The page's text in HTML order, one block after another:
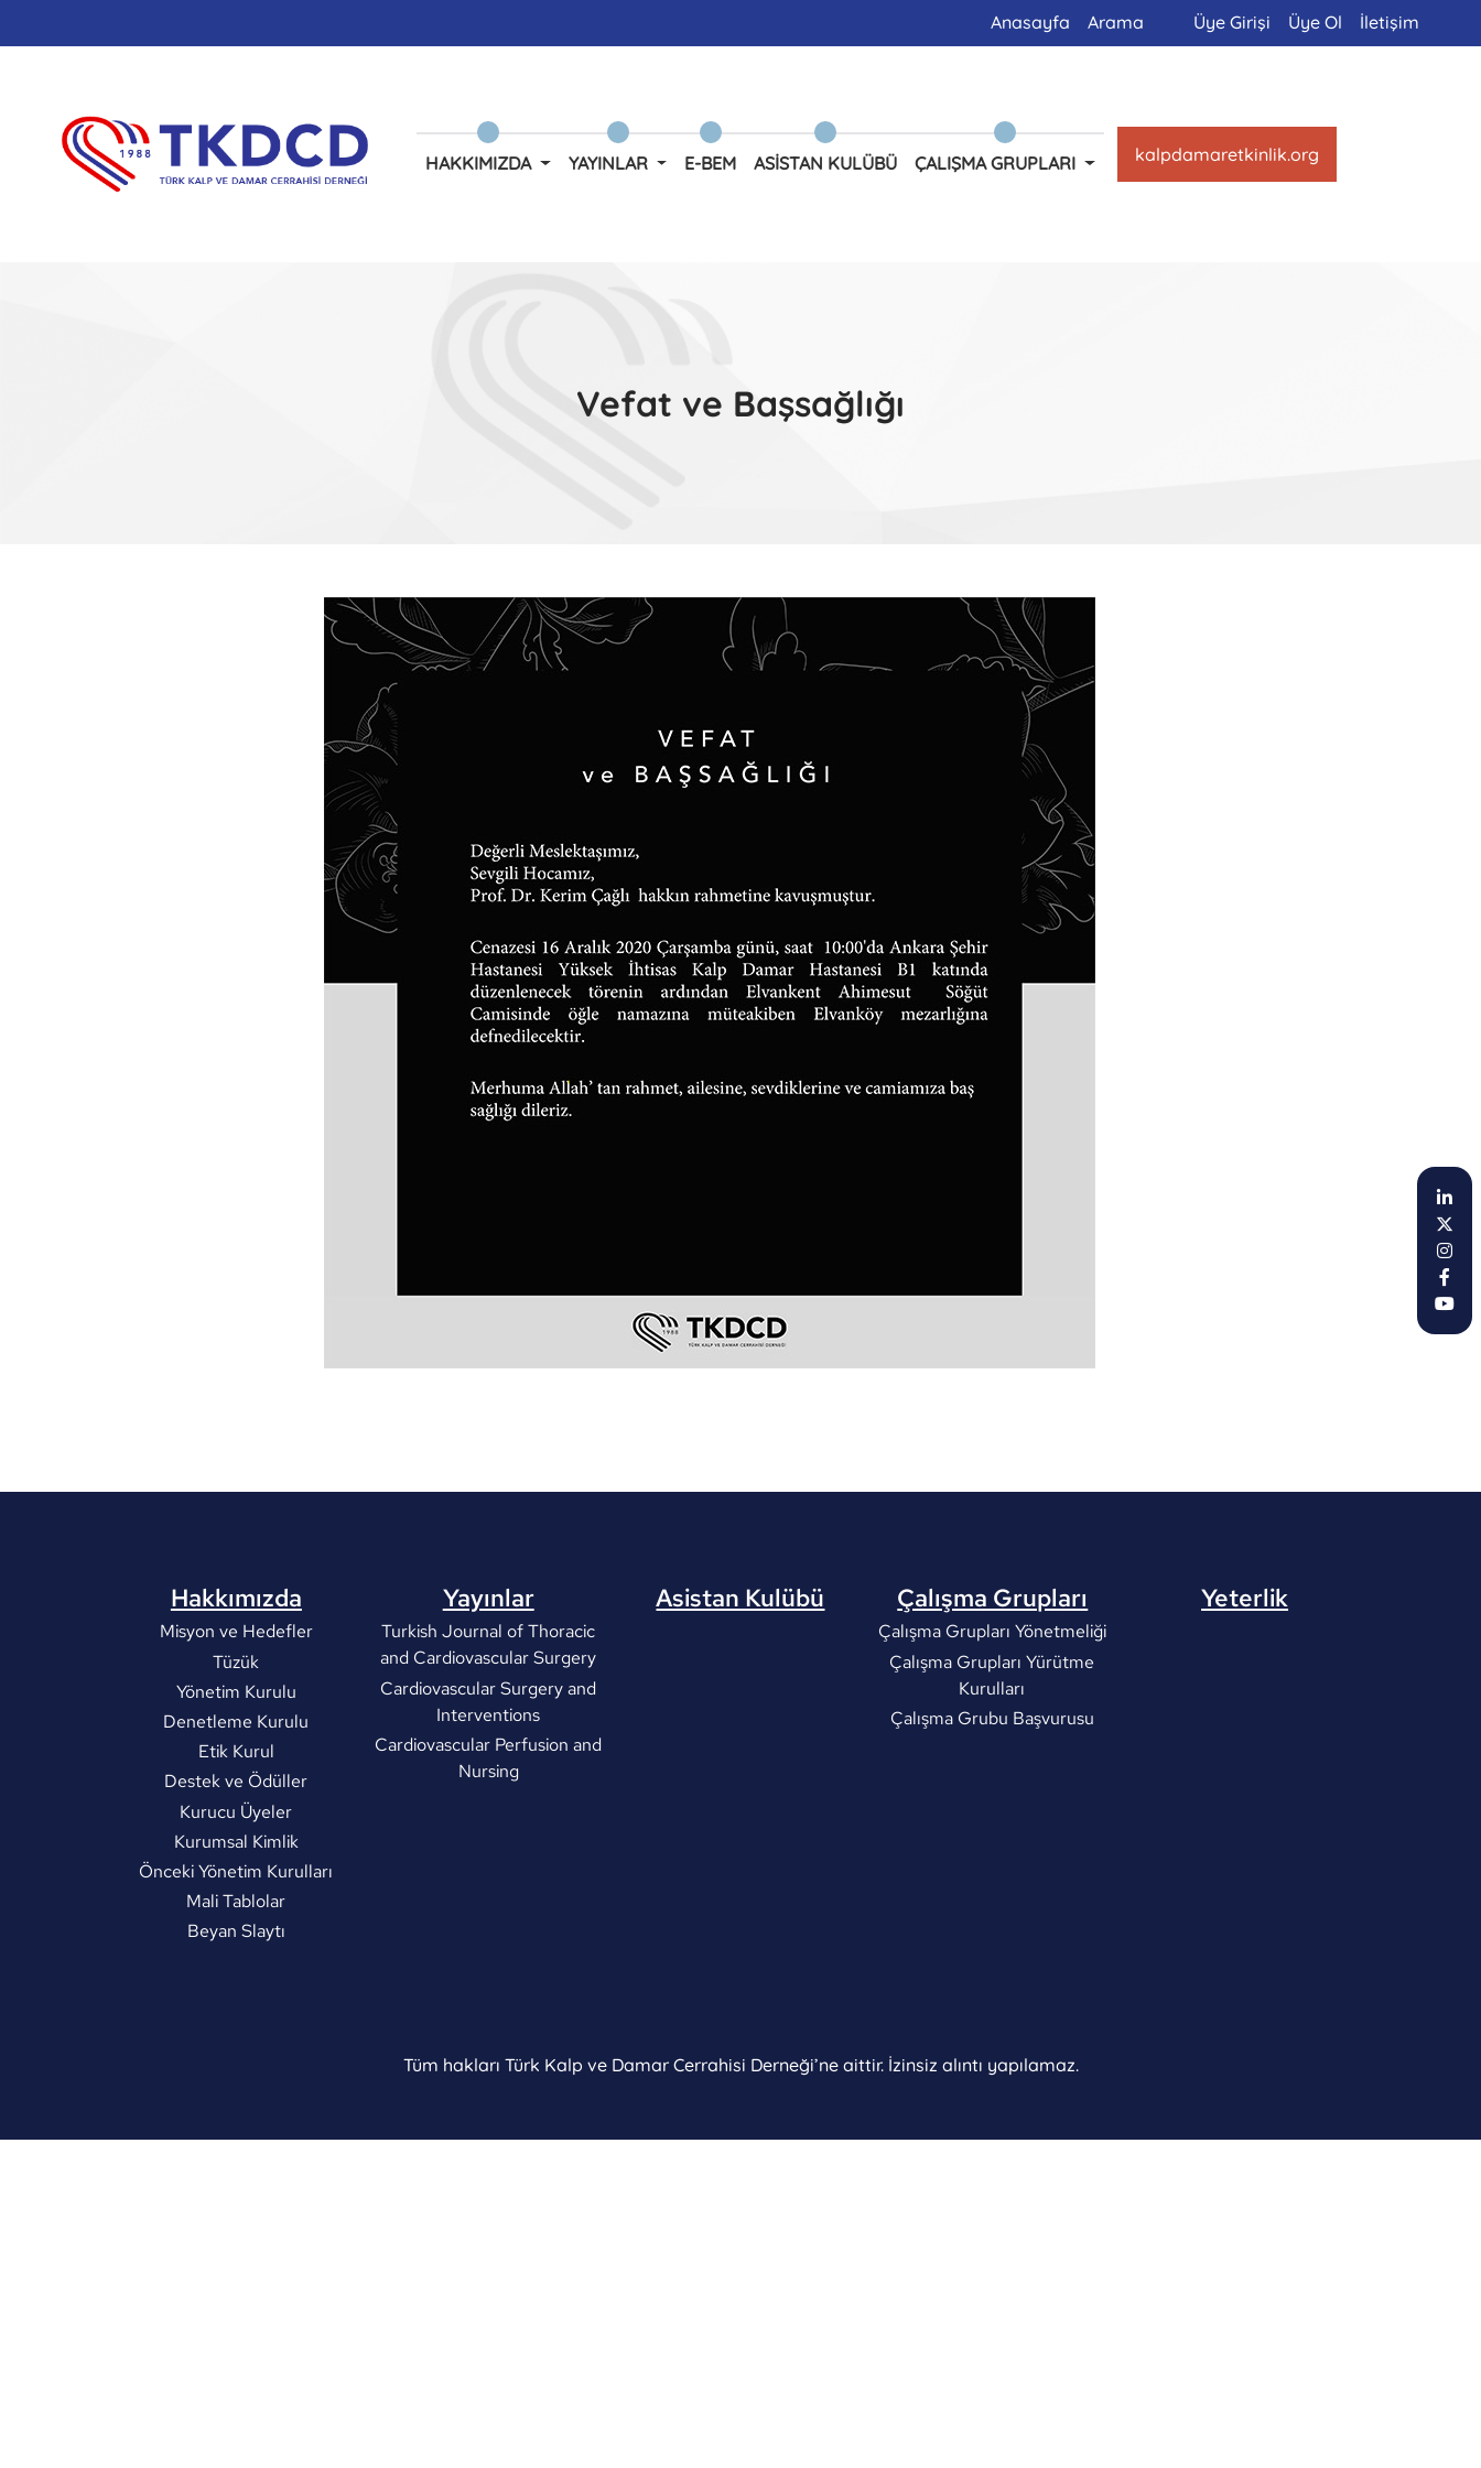
Anasayfa Arama Üye Girişi Üye Ol İletişim
HAKKIMIZDA YAYINLAR E-BEM ASISTAN KULÜBÜ ÇALIŞMA GRUPLARI kalpdamaretkinlik.org
Vefat ve Başsağlığı
Hakkımızda
Misyon ve Hedefler
Tüzük
Yönetim Kurulu
Denetleme Kurulu
Etik Kurul
Destek ve Ödüller
Kurucu Üyeler
Kurumsal Kimlik
Önceki Yönetim Kurulları
Mali Tablolar
Beyan Slaytı
Yayınlar
Turkish Journal of Thoracic
and Cardiovascular Surgery
Cardiovascular Surgery and
Interventions
Cardiovascular Perfusion and
Nursing
Asistan Kulübü Çalışma Grupları
Çalışma Grupları Yönetmeliği
Çalışma Grupları Yürütme
Kurulları
Çalışma Grubu Başvurusu
Yeterlik
Tüm hakları Türk Kalp ve Damar Cerrahisi Derneği’ne aittir. İzinsiz alıntı yapılamaz.